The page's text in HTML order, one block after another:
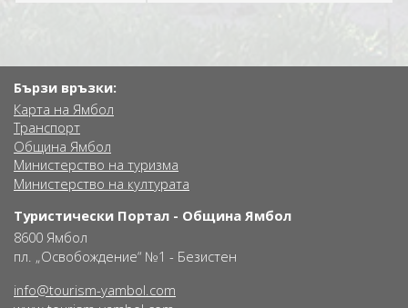
Бързи връзки:
Карта на Ямбол
Транспорт
Община Ямбол
Министерство на туризма
Министерство на културата
Туристически Портал - Община Ямбол
8600 Ямбол
пл. „Освобождение“ №1 - Безистен
info@tourism-yambol.com